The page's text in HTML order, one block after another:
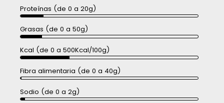
Proteínas (de 0 a 20g)
Grasas (de 0 a 50g)
Kcal (de 0 a 500Kcal/100g)
Fibra alimentaria (de 0 a 40g)
Sodio (de 0 a 2g)